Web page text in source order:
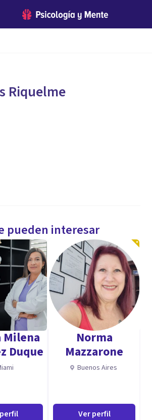
Riquelme
pueden interesar
Milena
Duque
Norma
Mazzarone
Buenos Aires
Ver perfil